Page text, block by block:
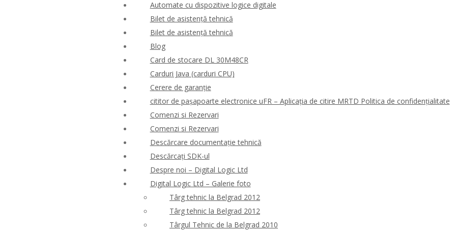
Automate cu dispozitive logice digitale
Bilet de asistență tehnică
Bilet de asistență tehnică
Blog
Card de stocare DL 30M48CR
Carduri Java (carduri CPU)
Cerere de garanție
cititor de pașapoarte electronice uFR – Aplicația de citire MRTD Politica de confidențialitate
Comenzi si Rezervari
Comenzi si Rezervari
Descărcare documentație tehnică
Descărcați SDK-ul
Despre noi – Digital Logic Ltd
Digital Logic Ltd – Galerie foto
Târg tehnic la Belgrad 2012
Târg tehnic la Belgrad 2012
Târgul Tehnic de la Belgrad 2010